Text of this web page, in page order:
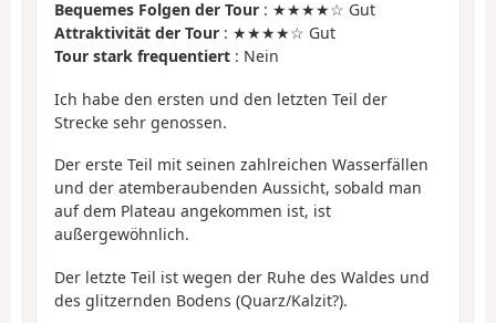
Bequemes Folgen der Tour : ★★★★☆ Gut
Attraktivität der Tour : ★★★★☆ Gut
Tour stark frequentiert : Nein
Ich habe den ersten und den letzten Teil der
Strecke sehr genossen.
Der erste Teil mit seinen zahlreichen Wasserfällen
und der atemberaubenden Aussicht, sobald man
auf dem Plateau angekommen ist, ist
außergewöhnlich.
Der letzte Teil ist wegen der Ruhe des Waldes und
des glitzernden Bodens (Quarz/Kalzit?).